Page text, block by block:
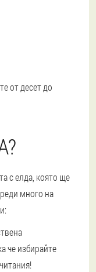
от десет до
с елда, която ще
много на
че избирайте